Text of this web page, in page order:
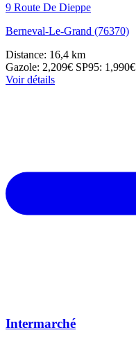
9 Route De Dieppe
Berneval-Le-Grand (76370)
Distance: 16,4 km
Gazole: 2,209€ SP95: 1,990€
Voir détails
Intermarché